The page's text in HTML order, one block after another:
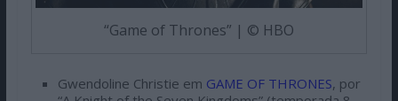
“Game of Thrones” | © HBO
Gwendoline Christie em GAME OF THRONES, por